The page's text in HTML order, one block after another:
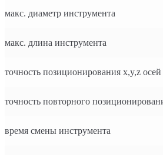
макс. диаметр инструмента
макс. длина инструмента
точность позиционирования x,y,z осей
точность повторного
время смены инструмента